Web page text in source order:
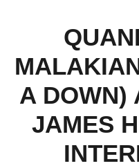
A DOWN)
JAMES